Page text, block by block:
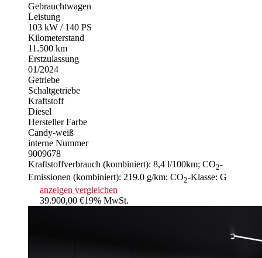
Gebrauchtwagen
Leistung
103 kW / 140 PS
Kilometerstand
11.500 km
Erstzulassung
01/2024
Getriebe
Schaltgetriebe
Kraftstoff
Diesel
Hersteller Farbe
Candy-weiß
interne Nummer
9009678
Kraftstoffverbrauch (kombiniert): 8,4 l/100km; CO2-
Emissionen (kombiniert): 219.0 g/km; CO2-Klasse: G
anzeigen vergleichen
39.900,00 €19% MwSt.